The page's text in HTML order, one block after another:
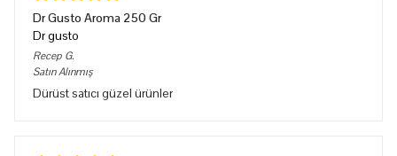
Dr Gusto Aroma 250 Gr
Dr gusto
Recep G.
Satın Alınmış
Dürüst satıcı güzel ürünler